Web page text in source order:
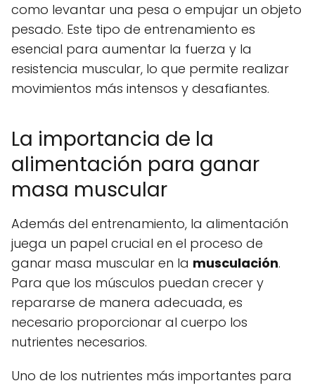
como levantar una pesa o empujar un objeto
pesado. Este tipo de entrenamiento es
esencial para aumentar la fuerza y la
resistencia muscular, lo que permite realizar
movimientos más intensos y desafiantes.
La importancia de la
alimentación para ganar
masa muscular
Además del entrenamiento, la alimentación
juega un papel crucial en el proceso de
ganar masa muscular en la musculación.
Para que los músculos puedan crecer y
repararse de manera adecuada, es
necesario proporcionar al cuerpo los
nutrientes necesarios.
Uno de los nutrientes más importantes para